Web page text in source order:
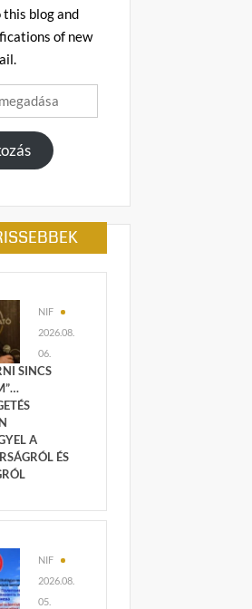
blog and
of new
NIF
2026.08.
06.
SINCS
A
ÉS
NIF
2026.08.
05.